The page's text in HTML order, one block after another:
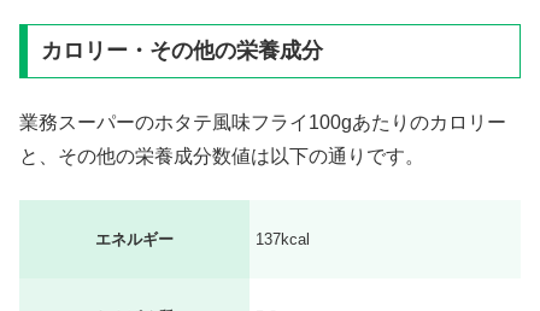
カロリー・その他の栄養成分
業務スーパーのホタテ風味フライ100gあたりのカロリー
と、その他の栄養成分数値は以下の通りです。
エネルギー 137kcal